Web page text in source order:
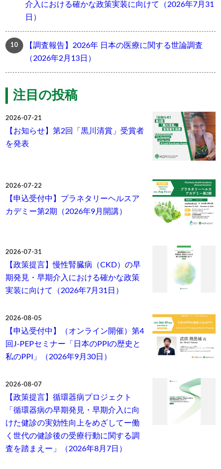
介入における確かな政策実装に向けて（2026年7月31
日）
【調査報告】2026年 日本の医療に関する世論調査
（2026年2月13日）
注目の投稿
2026-07-21
【お知らせ】第2回「黒川清賞」受賞者
を発表
2026-07-22
【申込受付中】プラネタリーヘルスア
カデミー第2期（2026年9月開講）
2026-07-31
【政策提言】慢性腎臓病（CKD）の早
期発見・早期介入における確かな政策
実装に向けて（2026年7月31日）
2026-08-05
【申込受付中】（オンライン開催）第4
回J-PEPセミナー「日本のPPIの歴史と
私のPPI」（2026年9月30日）
2026-08-07
【政策提言】循環器病プロジェクト
「循環器病の早期発見・早期介入に向
けた健診の実効性向上をめざしてー働
く世代の健診後の受療行動に関する調
査を踏まえー」（2026年8月7日）